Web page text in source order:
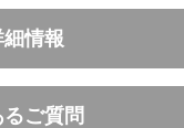
情報
ご質問